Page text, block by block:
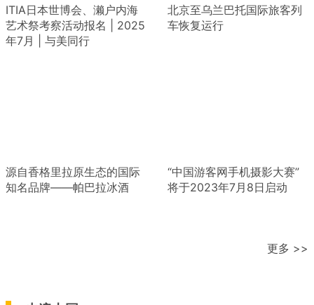
ITIA日本世博会、濑户内海
艺术祭考察活动报名 | 2025
年7月 | 与美同行
北京至乌兰巴托国际旅客列
车恢复运行
源自香格里拉原生态的国际
知名品牌——帕巴拉冰酒
“中国游客网手机摄影大赛”
将于2023年7月8日启动
更多 >>